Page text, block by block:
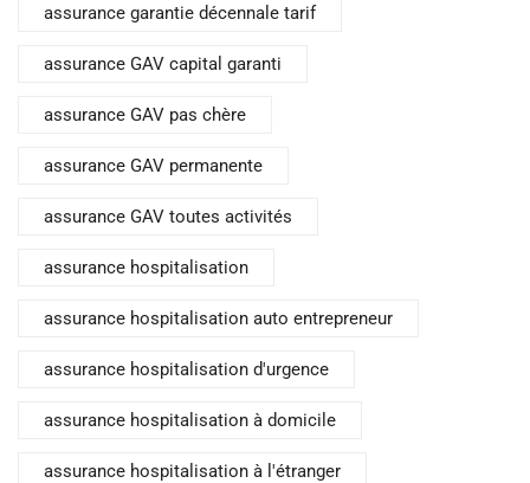
assurance garantie décennale tarif
assurance GAV capital garanti
assurance GAV pas chère
assurance GAV permanente
assurance GAV toutes activités
assurance hospitalisation
assurance hospitalisation auto entrepreneur
assurance hospitalisation d'urgence
assurance hospitalisation à domicile
assurance hospitalisation à l'étranger